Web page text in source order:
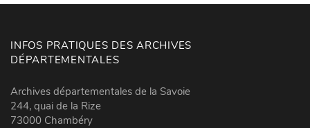
INFOS PRATIQUES DES ARCHIVES
DÉPARTEMENTALES
Archives départementales de la Savoie
244, quai de la Rize
73000 Chambéry